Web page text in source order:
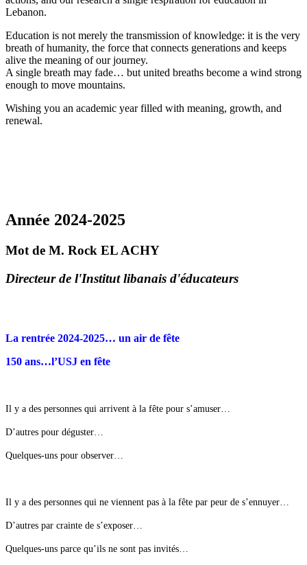
Lebanon.
Education is not merely the transmission of knowledge: it is the very
breath of humanity, the force that connects generations and keeps
alive the meaning of our journey.
A single breath may fade… but united breaths become a wind strong
enough to move mountains.
Wishing you an academic year filled with meaning, growth, and
renewal.
Année 2024-2025
Mot de M. Rock EL ACHY
Directeur de l'Institut libanais d'éducateurs
La rentrée 2024-2025… un air de fête
150 ans…l’USJ en fête
Il y a des personnes qui arrivent à la fête pour s’amuser…
D’autres pour déguster…
Quelques-uns pour observer…
Il y a des personnes qui ne viennent pas à la fête par peur de s’ennuyer…
D’autres par crainte de s’exposer…
Quelques-uns parce qu’ils ne sont pas invités…